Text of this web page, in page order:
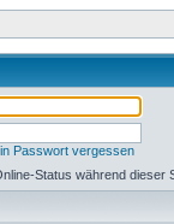
Passwort vergessen
Status während dieser